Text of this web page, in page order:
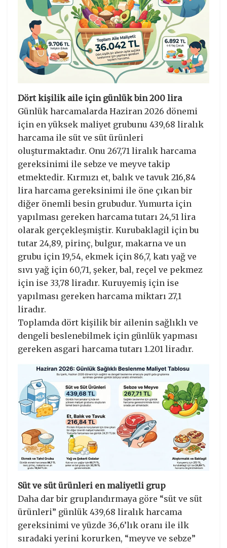
Dört kişilik aile için günlük bin 200 lira
Günlük harcamalarda Haziran 2026 dönemi
için en yüksek maliyet grubunu 439,68 liralık
harcama ile süt ve süt ürünleri
oluşturmaktadır. Onu 267,71 liralık harcama
gereksinimi ile sebze ve meyve takip
etmektedir. Kırmızı et, balık ve tavuk 216,84
lira harcama gereksinimi ile öne çıkan bir
diğer önemli besin grubudur. Yumurta için
yapılması gereken harcama tutarı 24,51 lira
olarak gerçekleşmiştir. Kurubaklagil için bu
tutar 24,89, pirinç, bulgur, makarna ve un
grubu için 19,54, ekmek için 86,7, katı yağ ve
sıvı yağ için 60,71, şeker, bal, reçel ve pekmez
için ise 33,78 liradır. Kuruyemiş için ise
yapılması gereken harcama miktarı 27,1
liradır.
Toplamda dört kişilik bir ailenin sağlıklı ve
dengeli beslenebilmek için günlük yapması
gereken asgari harcama tutarı 1.201 liradır.
Süt ve süt ürünleri en maliyetli grup
Daha dar bir gruplandırmaya göre “süt ve süt
ürünleri” günlük 439,68 liralık harcama
gereksinimi ve yüzde 36,6’lık oranı ile ilk
sıradaki yerini korurken, “meyve ve sebze”